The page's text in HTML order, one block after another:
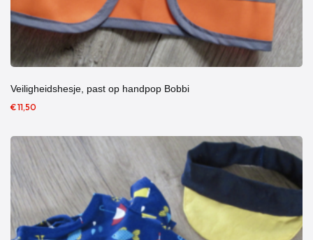
Veiligheidshesje, past op handpop Bobbi
€ 11,50